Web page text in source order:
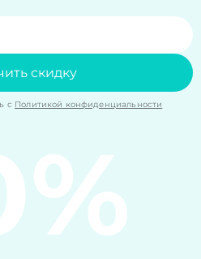
скидку
с Политикой конфиденциальности